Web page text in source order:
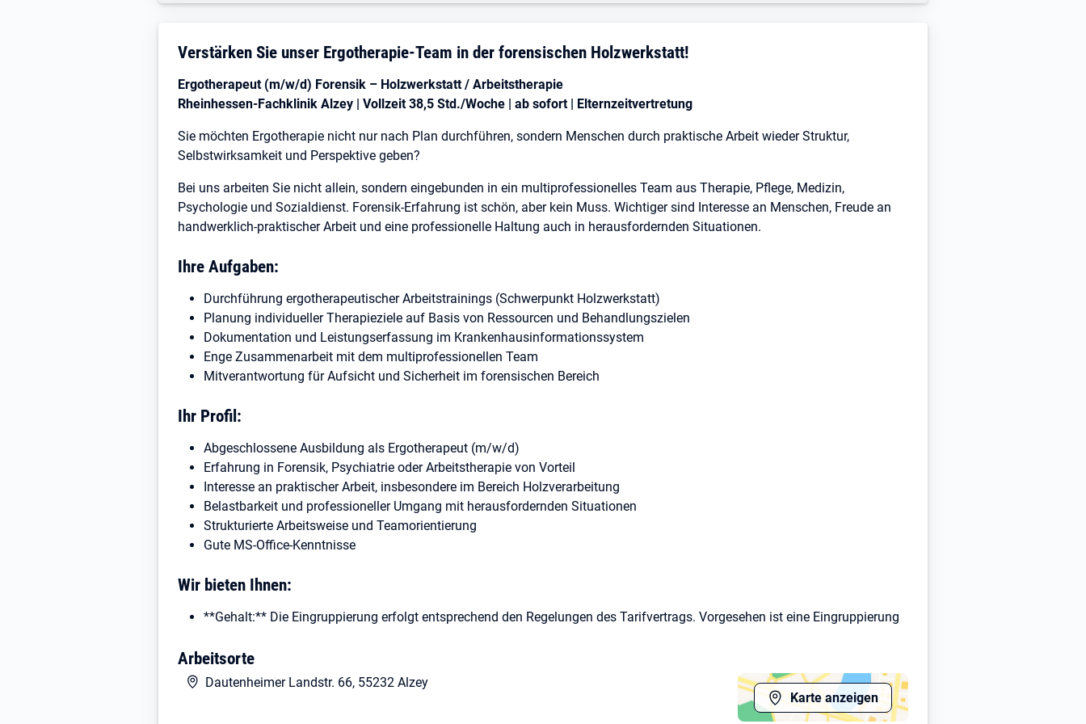
Stellenbeschreibung
Verstärken Sie unser Ergotherapie-Team in der forensischen Holzwerkstatt!
Ergotherapeut (m/w/d) Forensik – Holzwerkstatt / Arbeitstherapie
Rheinhessen-Fachklinik Alzey | Vollzeit 38,5 Std./Woche | ab sofort | Elternzeitvertretung
Sie möchten Ergotherapie nicht nur nach Plan durchführen, sondern Menschen durch praktische Arbeit wieder Struktur,
Selbstwirksamkeit und Perspektive geben?
Bei uns arbeiten Sie nicht allein, sondern eingebunden in ein multiprofessionelles Team aus Therapie, Pflege, Medizin,
Psychologie und Sozialdienst. Forensik-Erfahrung ist schön, aber kein Muss. Wichtiger sind Interesse an Menschen, Freude an
handwerklich-praktischer Arbeit und eine professionelle Haltung auch in herausfordernden Situationen.
Ihre Aufgaben:
Durchführung ergotherapeutischer Arbeitstrainings (Schwerpunkt Holzwerkstatt)
Planung individueller Therapieziele auf Basis von Ressourcen und Behandlungszielen
Dokumentation und Leistungserfassung im Krankenhausinformationssystem
Enge Zusammenarbeit mit dem multiprofessionellen Team
Mitverantwortung für Aufsicht und Sicherheit im forensischen Bereich
Ihr Profil:
Abgeschlossene Ausbildung als Ergotherapeut (m/w/d)
Erfahrung in Forensik, Psychiatrie oder Arbeitstherapie von Vorteil
Interesse an praktischer Arbeit, insbesondere im Bereich Holzverarbeitung
Belastbarkeit und professioneller Umgang mit herausfordernden Situationen
Strukturierte Arbeitsweise und Teamorientierung
Gute MS-Office-Kenntnisse
Wir bieten Ihnen:
**Gehalt:** Die Eingruppierung erfolgt entsprechend den Regelungen des Tarifvertrags. Vorgesehen ist eine Eingruppierung
Extras: Je nach Einsatzort erhalten Sie zusätzlich die MRV-Zulage und den MRV-Urlaub
**Altersvorsorge:** Betriebliche Altersvorsorge (VBL) für eine sorgenfreie Zukunft
**Einarbeitung:** strukturiertes Onboarding-Programm für einen optimalen Start
Arbeitsorte
Karte anzeigen
Dautenheimer Landstr. 66, 55232 Alzey